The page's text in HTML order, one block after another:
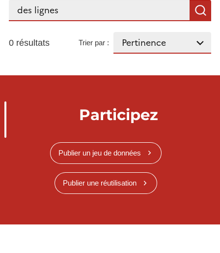
Rechercher...
0 résultats Trier par :
Participez
Publier un jeu de données
Publier une réutilisation